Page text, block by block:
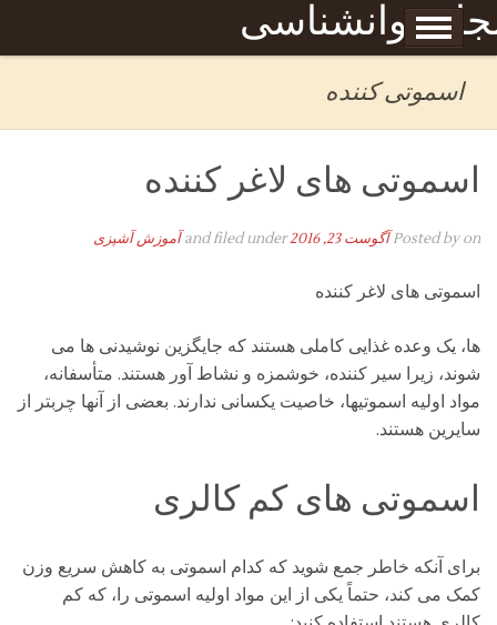
روانشناسی
Skip to content
برگه نمونه
اسموتی کننده
اسموتی های لاغر کننده
Posted byon آگوست 23, 2016 and filed under آموزش آشپزی
اسموتی های لاغر کننده
ها، یک وعده غذایی کاملی هستند که جایگزین نوشیدنی ها می
شوند، زیرا سیر کننده، خوشمزه و نشاط آور هستند. متأسفانه،
مواد اولیه اسموتیها، خاصیت یکسانی ندارند. بعضی از آنها چربتر از
سایرین هستند.
اسموتی های کم کالری
برای آنکه خاطر جمع شوید که کدام اسموتی به کاهش سریع وزن
کمک می کند، حتماً یکی از این مواد اولیه اسموتی را، که کم